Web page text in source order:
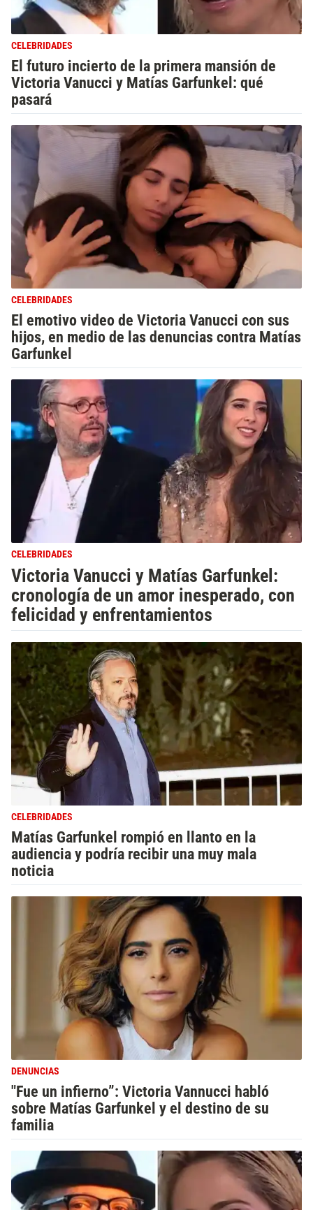
CELEBRIDADES
El futuro incierto de la primera mansión de
Victoria Vanucci y Matías Garfunkel: qué
pasará
CELEBRIDADES
El emotivo video de Victoria Vanucci con sus
hijos, en medio de las denuncias contra Matías
Garfunkel
CELEBRIDADES
Victoria Vanucci y Matías Garfunkel:
cronología de un amor inesperado, con
felicidad y enfrentamientos
CELEBRIDADES
Matías Garfunkel rompió en llanto en la
audiencia y podría recibir una muy mala
noticia
DENUNCIAS
"Fue un infierno”: Victoria Vannucci habló
sobre Matías Garfunkel y el destino de su
familia